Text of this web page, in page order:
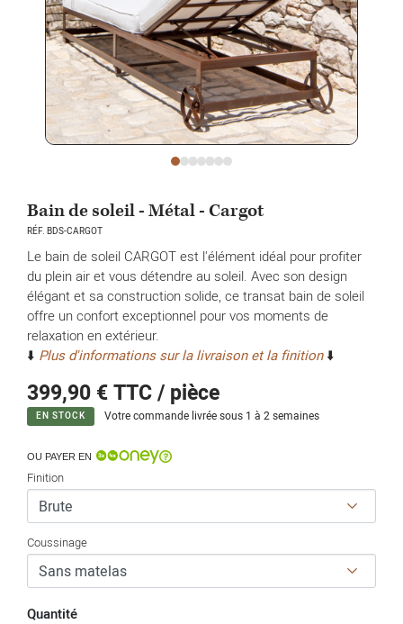
Bain de soleil - Métal - Cargot
RÉF. BDS-CARGOT
Le bain de soleil CARGOT est l'élément idéal pour profiter
du plein air et vous détendre au soleil. Avec son design
élégant et sa construction solide, ce transat bain de soleil
offre un confort exceptionnel pour vos moments de
relaxation en extérieur.
⬇️ Plus d'informations sur la livraison et la finition⬇️
399,90 €TTC / pièce
EN STOCK Votre commande livrée sous 1 à 2 semaines
OU PAYER EN
Finition
Coussinage
Quantité